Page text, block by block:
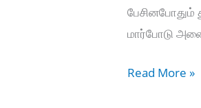
பேசினபோதும்
மார்போடு
மனிதன்
Read More »